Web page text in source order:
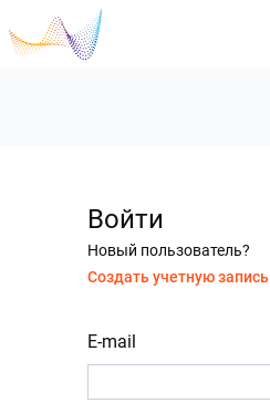
Войти
Новый пользователь?
Создать учетную запись
E-mail